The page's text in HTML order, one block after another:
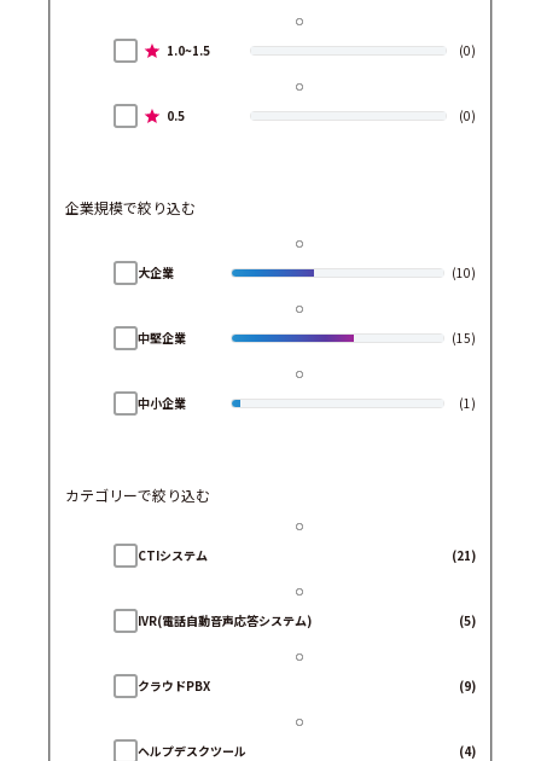
1.0~1.5 (0)
0.5 (0)
企業規模で絞り込む
大企業 (10)
中堅企業 (15)
中小企業 (1)
カテゴリーで絞り込む
CTIシステム (21)
IVR(電話自動音声応答システム) (5)
クラウドPBX (9)
ヘルプデスクツール (4)